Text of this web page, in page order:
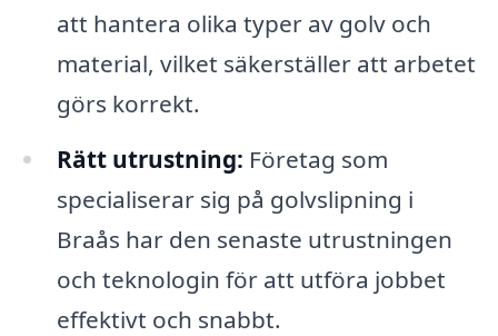
att hantera olika typer av golv och
material, vilket säkerställer att arbetet
görs korrekt.
Rätt utrustning: Företag som
specialiserar sig på golvslipning i
Braås har den senaste utrustningen
och teknologin för att utföra jobbet
effektivt och snabbt.